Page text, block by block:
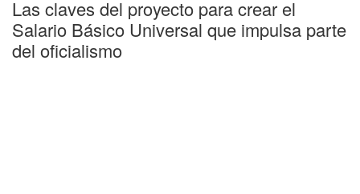
Las claves del proyecto para crear el
Salario Básico Universal que impulsa parte
del oficialismo